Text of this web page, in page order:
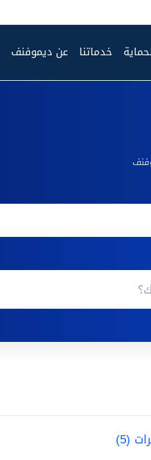
عن ديموفنف خدماتنا
(5)